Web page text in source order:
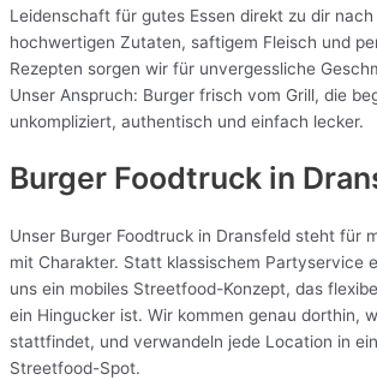
Leidenschaft für gutes Essen direkt zu dir
hochwertigen Zutaten, saftigem Fleisch und
Rezepten sorgen wir für unvergessliche
Unser Anspruch: Burger frisch vom Grill, die
unkompliziert, authentisch und einfach lecker.
Burger Foodtruck in
Unser Burger Foodtruck in Dransfeld steht für
mit Charakter. Statt klassischem Partyservice
uns ein mobiles Streetfood-Konzept, das
ein Hingucker ist. Wir kommen genau dorthin,
stattfindet, und verwandeln jede Location in
Streetfood-Spot.